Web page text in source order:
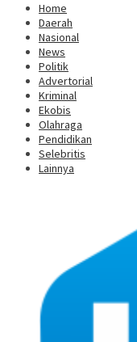
Home
Daerah
Nasional
News
Politik
Advertorial
Kriminal
Ekobis
Olahraga
Pendidikan
Selebritis
Lainnya